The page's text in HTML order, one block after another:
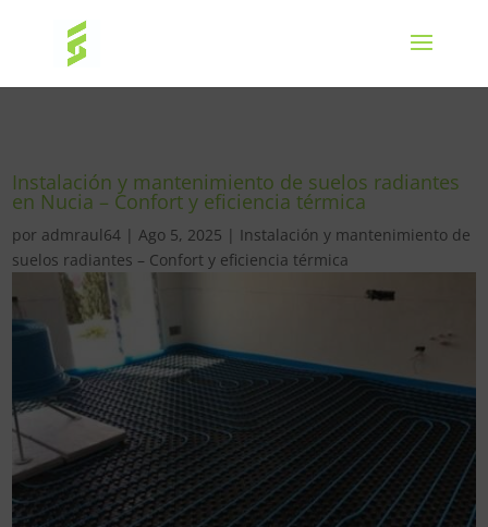
Instalación y mantenimiento de suelos radiantes
en Nucia – Confort y eficiencia térmica
por admraul64 |Ago 5, 2025 | Instalación y mantenimiento de
suelos radiantes – Confort y eficiencia térmica